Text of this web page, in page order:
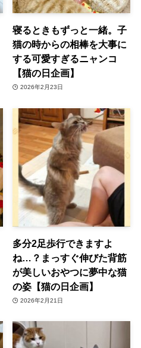
寝るときもずっと一緒。子
猫の時からの相棒を大事に
する可愛すぎるニャンコ
【猫の日企画】
2026年2月23日
多分2足歩行できますよ
ね…？まっすぐ伸びた背筋
が美しいおやつに夢中な猫
の姿【猫の日企画】
2026年2月21日